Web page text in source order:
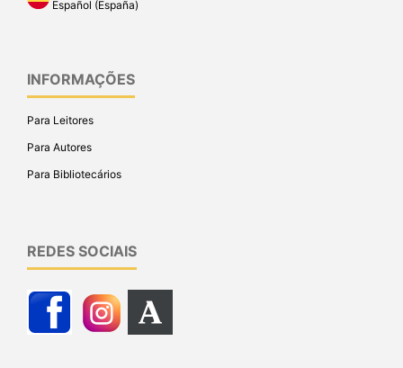
Español (España)
INFORMAÇÕES
Para Leitores
Para Autores
Para Bibliotecários
REDES SOCIAIS